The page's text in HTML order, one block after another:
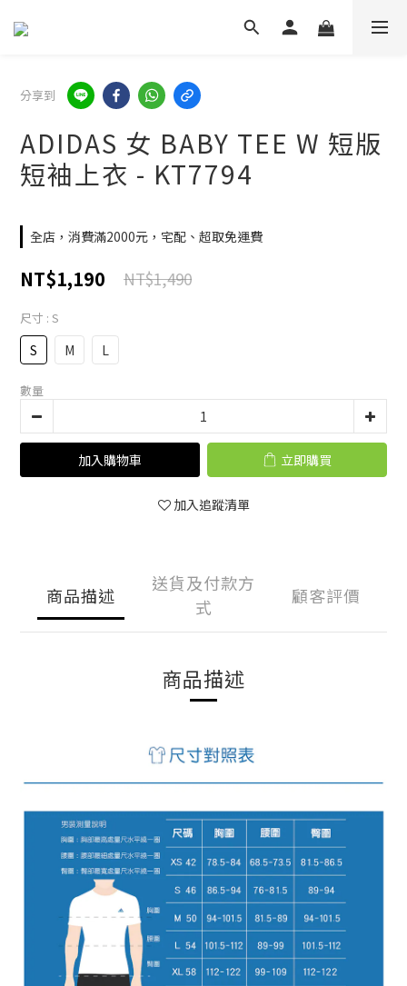
分享到
ADIDAS 女 BABY TEE W 短版
短袖上衣 - KT7794
全店，消費滿2000元，宅配、超取免運費
NT$1,190 NT$1,490
尺寸 : S
S M L
數量
加入購物車 立即購買
加入追蹤清單
商品描述
送貨及付款方
式
顧客評價
商品描述